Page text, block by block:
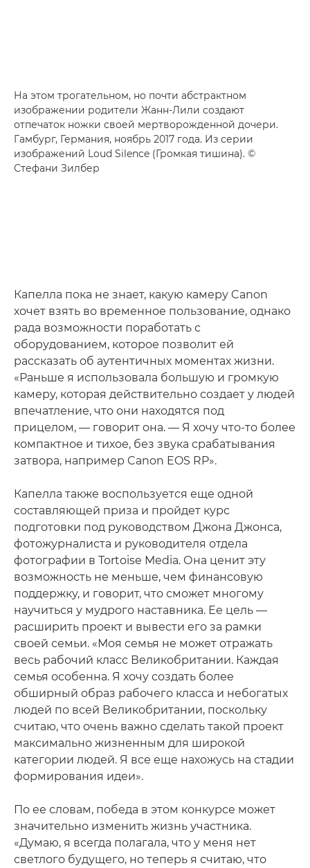
На этом трогательном, но почти абстрактном
изображении родители Жанн-Лили создают
отпечаток ножки своей мертворожденной дочери.
Гамбург, Германия, ноябрь 2017 года. Из серии
изображений Loud Silence (Громкая тишина). ©
Стефани Зилбер
Капелла пока не знает, какую камеру Canon
хочет взять во временное пользование, однако
рада возможности поработать с
оборудованием, которое позволит ей
рассказать об аутентичных моментах жизни.
«Раньше я использовала большую и громкую
камеру, которая действительно создает у людей
впечатление, что они находятся под
прицелом, — говорит она. — Я хочу что-то более
компактное и тихое, без звука срабатывания
затвора, например Canon EOS RP».
Капелла также воспользуется еще одной
составляющей приза и пройдет курс
подготовки под руководством Джона Джонса,
фотожурналиста и руководителя отдела
фотографии в Tortoise Media. Она ценит эту
возможность не меньше, чем финансовую
поддержку, и говорит, что сможет многому
научиться у мудрого наставника. Ее цель —
расширить проект и вывести его за рамки
своей семьи. «Моя семья не может отражать
весь рабочий класс Великобритании. Каждая
семья особенна. Я хочу создать более
обширный образ рабочего класса и небогатых
людей по всей Великобритании, поскольку
считаю, что очень важно сделать такой проект
максимально жизненным для широкой
категории людей. Я все еще нахожусь на стадии
формирования идеи».
По ее словам, победа в этом конкурсе может
значительно изменить жизнь участника.
«Думаю, я всегда полагала, что у меня нет
светлого будущего, но теперь я считаю, что